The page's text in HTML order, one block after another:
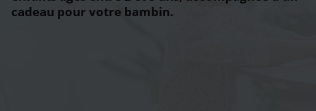
cadeau pour votre bambin.